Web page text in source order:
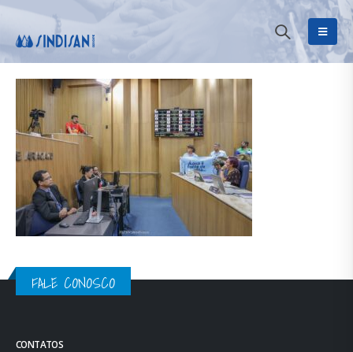
FALE CONOSCO
CONTATOS